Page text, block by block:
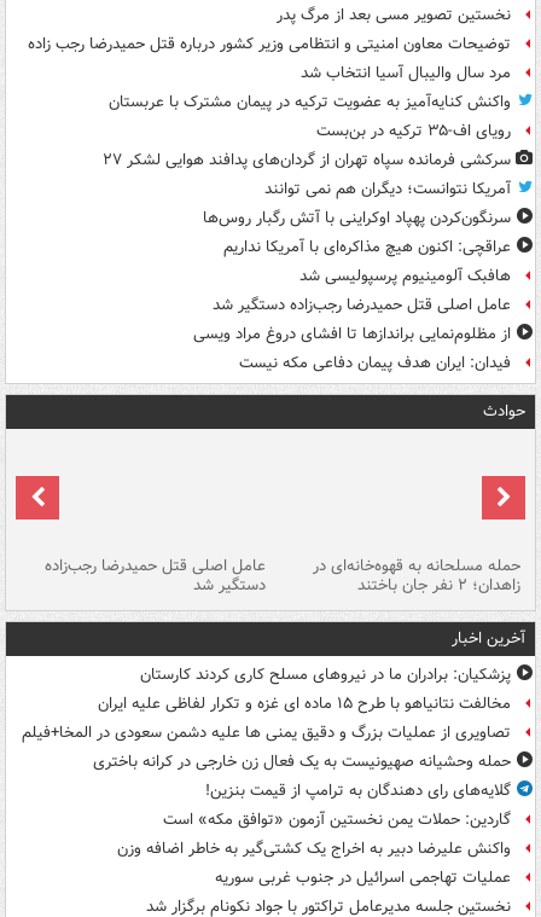
نخستین تصویر مسی بعد از مرگ پدر
توضیحات معاون امنیتی و انتظامی وزیر کشور درباره قتل حمیدرضا رجب زاده
مرد سال والیبال آسیا انتخاب شد
واکنش کنایه‌آمیز به عضویت ترکیه در پیمان مشترک با عربستان
رویای اف-۳۵ ترکیه در بن‌بست
سرکشی فرمانده سپاه تهران از گردان‌های پدافند هوایی لشکر ۲۷
آمریکا نتوانست؛ دیگران هم نمی توانند
سرنگون‌کردن پهپاد اوکراینی با آتش رگبار روس‌ها
عراقچی: اکنون هیچ مذاکره‌ای با آمریکا نداریم
هافبک آلومینیوم پرسپولیسی شد
عامل اصلی قتل حمیدرضا رجب‌زاده دستگیر شد
از مظلوم‌نمایی براندازها تا افشای دروغ مراد ویسی
فیدان: ایران هدف پیمان دفاعی مکه نیست
حوادث
حمله مسلحانه به قهوه‌خانه‌ای در
زاهدان؛ ۲ نفر جان باختند
عامل اصلی قتل حمیدرضا رجب‌زاده
دستگیر شد
آخرین اخبار
پزشکیان: برادران ما در نیروهای مسلح کاری کردند کارستان
مخالفت نتانیاهو با طرح ۱۵ ماده ای غزه و تکرار لفاظی علیه ایران
تصاویری از عملیات بزرگ و دقیق یمنی ها علیه دشمن سعودی در المخا+فیلم
حمله وحشیانه صهیونیست به یک فعال زن خارجی در کرانه باختری
گلایه‌های رای دهندگان به ترامپ از قیمت بنزین!
گاردین: حملات یمن نخستین آزمون «توافق مکه» است
واکنش علیرضا دبیر به اخراج یک کشتی‌گیر به خاطر اضافه وزن
عملیات تهاجمی اسرائیل در جنوب غربی سوریه
نخستین جلسه مدیرعامل تراکتور با جواد نکونام برگزار شد